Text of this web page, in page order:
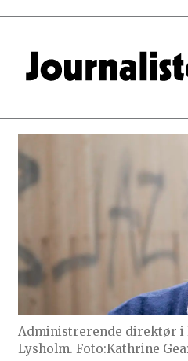
Administrerende direktør i
Lysholm. Foto:Kathrine